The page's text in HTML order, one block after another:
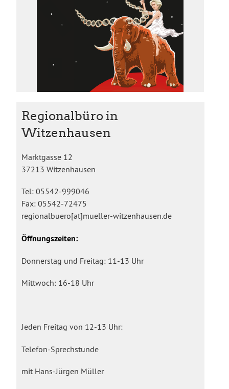
Regionalbüro in
Witzenhausen
Marktgasse 12
37213 Witzenhausen
Tel: 05542-999046
Fax: 05542-72475
regionalbuero[at]mueller-witzenhausen.de
Öffnungszeiten:
Donnerstag und Freitag: 11-13 Uhr
Mittwoch: 16-18 Uhr
Jeden Freitag von 12-13 Uhr:
Telefon-Sprechstunde
mit Hans-Jürgen Müller